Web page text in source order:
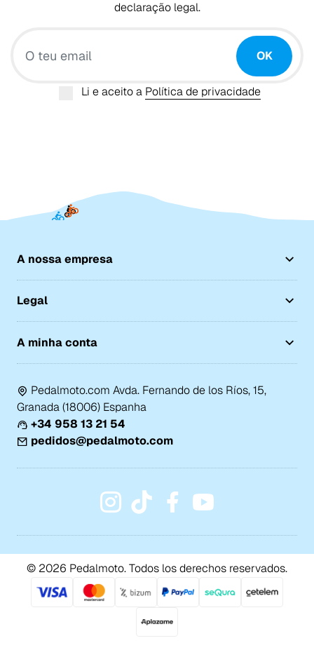
declaração legal.
OK
Li e aceito a Política de privacidade
A nossa empresa
Legal
A minha conta
Pedalmoto.com Avda. Fernando de los Ríos, 15,
Granada (18006) Espanha
+34 958 13 21 54
pedidos@pedalmoto.com
© 2026 Pedalmoto. Todos los derechos reservados.